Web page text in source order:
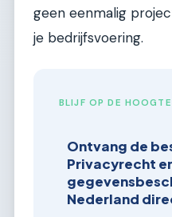
geen eenmalig
je bedrijfsvoering.
BLIJF OP DE HOOGTE
Ontvang de
Privacyrecht
Nederland